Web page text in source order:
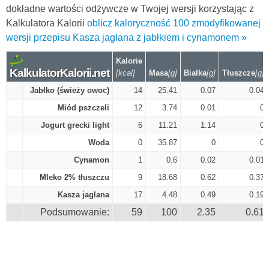
dokładne wartości odżywcze w Twojej wersji korzystając z
Kalkulatora Kalorii oblicz kaloryczność 100 zmodyfikowanej
wersji przepisu Kasza jaglana z jabłkiem i cynamonem »
KalkulatorKalorii.net
Kalorie
[kcal]
Masa[g] Białka[g] Tłuszcze[g]
Jabłko (świeży owoc)
14 25.41 0.07
0.04
Miód pszczeli
12 3.74 0.01
0
Jogurt grecki light
6 11.21 1.14
0
Woda
0 35.87 0
0
Cynamon
1 0.6 0.02
0.01
Mleko 2% tłuszczu
9 18.68 0.62
0.37
Kasza jaglana
17 4.48 0.49 0.19
Podsumowanie: 59 100 2.35 0.61